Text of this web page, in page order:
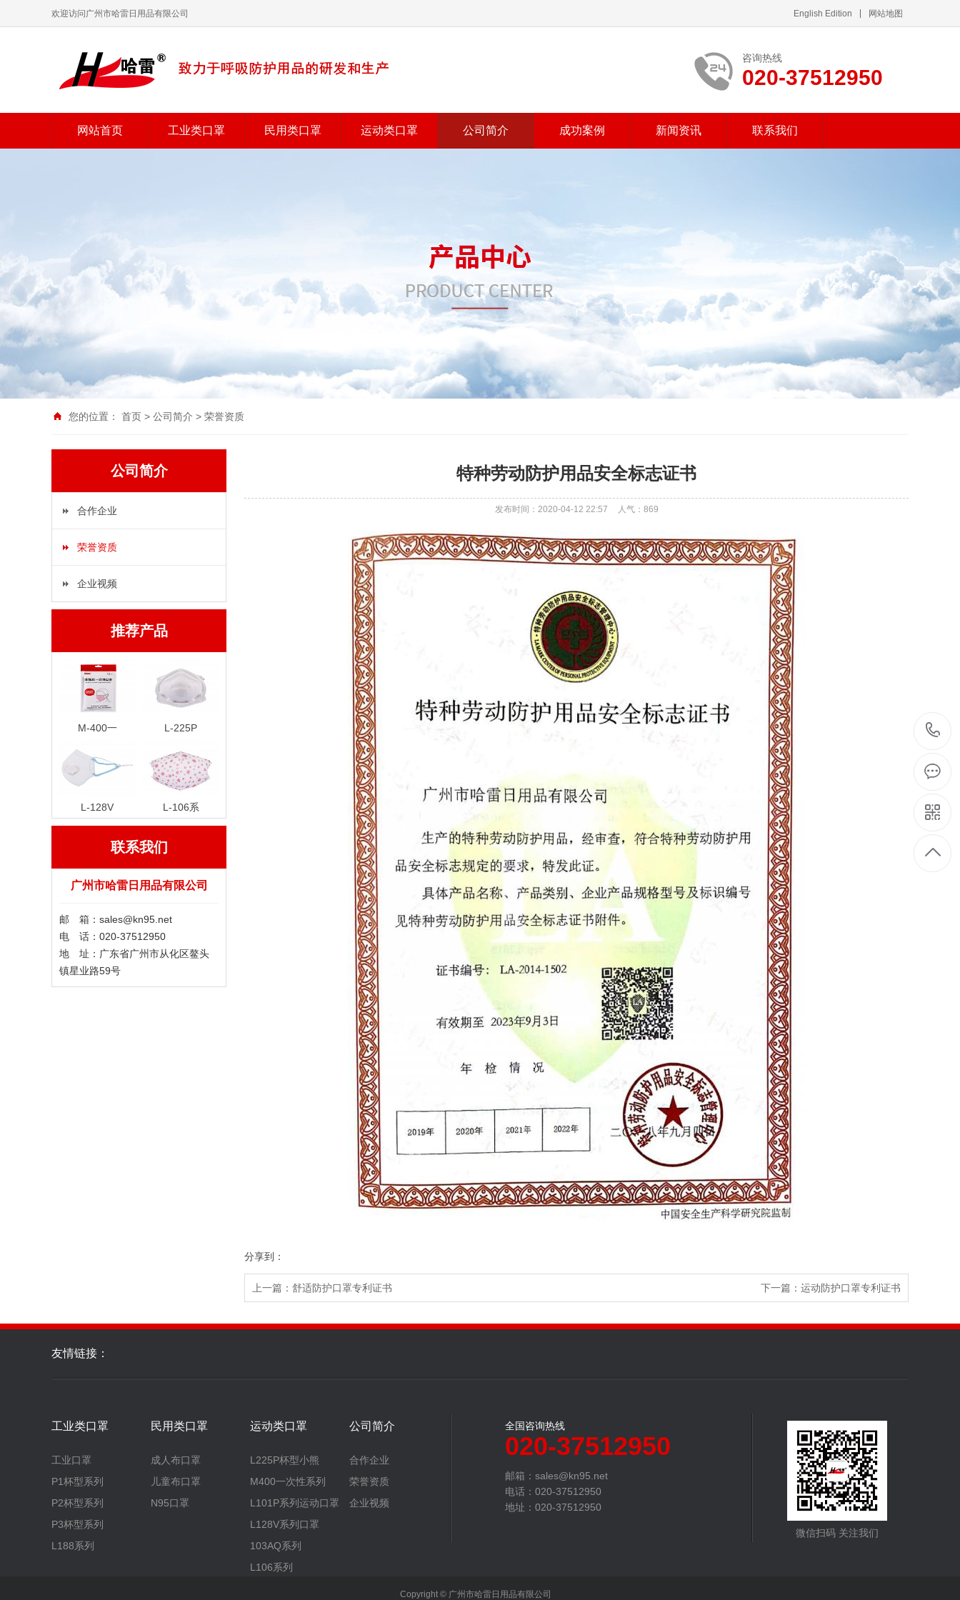
欢迎访问广州市哈雷日用品有限公司 English Edition 网站地图
咨询热线
020-37512950
网站首页 工业类口罩 民用类口罩 运动类口罩 公司简介 成功案例 新闻资讯 联系我们
您的位置： 首页 > 公司简介 > 荣誉资质
公司简介
合作企业
荣誉资质
企业视频
推荐产品
M-400一 L-225P
L-128V L-106系
联系我们
广州市哈雷日用品有限公司
邮 箱：sales@kn95.net
电 话：020-37512950
地 址：广东省广州市从化区鳌头
镇星业路59号
特种劳动防护用品安全标志证书
发布时间：2020-04-12 22:57 人气： 869
分享到：
上一篇：舒适防护口罩专利证书 下一篇：运动防护口罩专利证书
友情链接：
工业类口罩
工业口罩
P1杯型系列
P2杯型系列
P3杯型系列
L188系列
民用类口罩
成人布口罩
儿童布口罩
N95口罩
运动类口罩
L225P杯型小熊
M400一次性系列
L101P系列运动口罩
L128V系列口罩
103AQ系列
L106系列
公司简介
合作企业
荣誉资质
企业视频
全国咨询热线
020-37512950
邮箱：sales@kn95.net
电话：020-37512950
地址：020-37512950
微信扫码 关注我们
Copyright © 广州市哈雷日用品有限公司